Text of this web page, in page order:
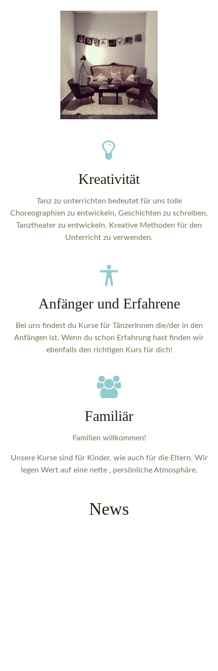
Kreativität
Tanz zu unterrichten bedeutet für uns tolle
Choreographien zu entwickeln, Geschichten zu schreiben,
Tanztheater zu entwickeln. Kreative Methoden für den
Unterricht zu verwenden.
Anfänger und Erfahrene
Bei uns findest du Kurse für TänzerInnen die/der in den
Anfängen ist. Wenn du schon Erfahrung hast finden wir
ebenfalls den richtigen Kurs für dich!
Familiär
Familien willkommen!
Unsere Kurse sind für Kinder, wie auch für die Eltern. Wir
legen Wert auf eine nette , persönliche Atmosphäre.
News